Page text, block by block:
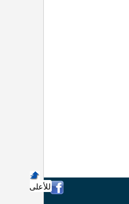
للأعلى